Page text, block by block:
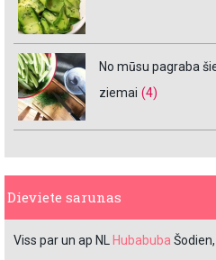
No mūsu pagraba
ziemai (4)
Dieviete sarunas
Viss par un ap NL Hubabuba